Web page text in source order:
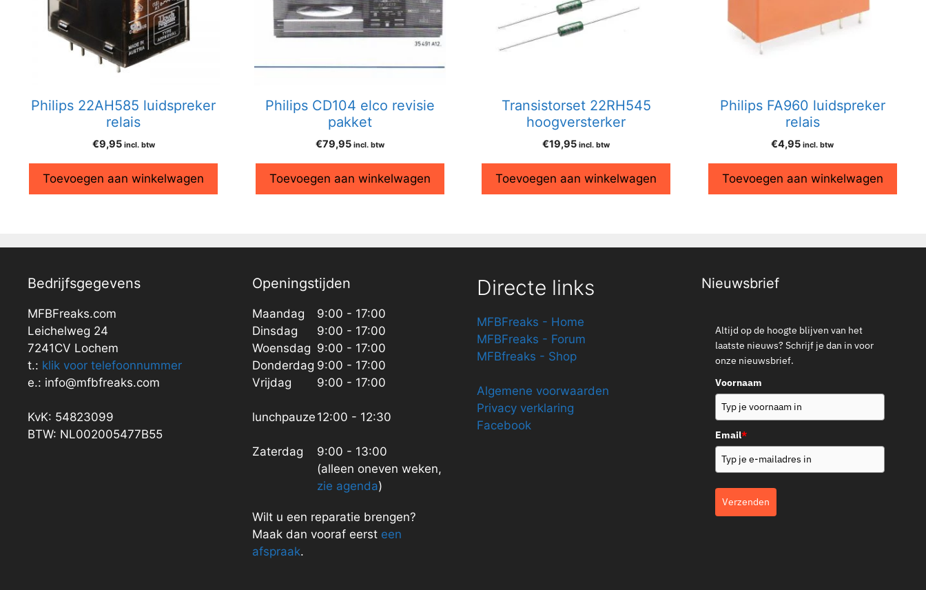
Philips 22AH585 luidspreker
relais
€9,95 incl. btw
Toevoegen aan winkelwagen
Philips CD104 elco revisie
pakket
€79,95 incl. btw
Toevoegen aan winkelwagen
Transistorset 22RH545
hoogversterker
€19,95 incl. btw
Toevoegen aan winkelwagen
Philips FA960 luidspreker
relais
€4,95 incl. btw
Toevoegen aan winkelwagen
Bedrijfsgegevens
MFBFreaks.com
Leichelweg 24
7241CV Lochem
t.: klik voor telefoonnummer
e.: info@mfbfreaks.com
KvK: 54823099
BTW: NL002005477B55
Openingstijden
Maandag
Dinsdag
Woensdag
Donderdag
Vrijdag
lunchpauze
Zaterdag
9:00 - 17:00
9:00 - 17:00
9:00 - 17:00
9:00 - 17:00
9:00 - 17:00
12:00 - 12:30
9:00 - 13:00
(alleen oneven weken,
zie agenda)
Wilt u een reparatie brengen?
Maak dan vooraf eerst een
afspraak.
Directe links
MFBFreaks - Home
MFBFreaks - Forum
MFBfreaks - Shop
Algemene voorwaarden
Privacy verklaring
Facebook
Nieuwsbrief
Altijd op de hoogte blijven van het
laatste nieuws? Schrijf je dan in voor
onze nieuwsbrief.
Voornaam
Email*
Verzenden